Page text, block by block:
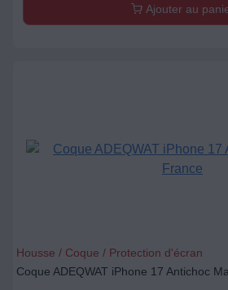
Ajouter au
Housse / Coque / Protection d'écran
Coque ADEQWAT iPhone 17 Antichoc